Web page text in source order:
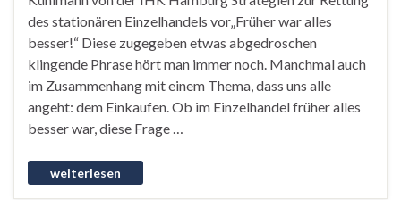
des stationären Einzelhandels vor„Früher war alles
besser!“ Diese zugegeben etwas abgedroschen
klingende Phrase hört man immer noch. Manchmal auch
im Zusammenhang mit einem Thema, dass uns alle
angeht: dem Einkaufen. Ob im Einzelhandel früher alles
besser war, diese Frage …